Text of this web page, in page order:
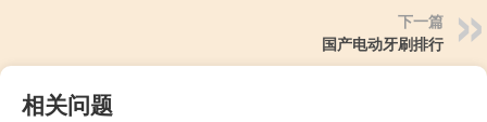
下一篇
国产电动牙刷排行
相关问题